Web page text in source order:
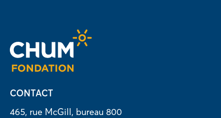
CONTACT
465, rue McGill, bureau 800